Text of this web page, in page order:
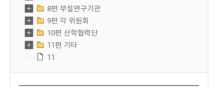
8편 부설연구기관
9편 각 위원회
10편 산학협력단
11편 기타
11